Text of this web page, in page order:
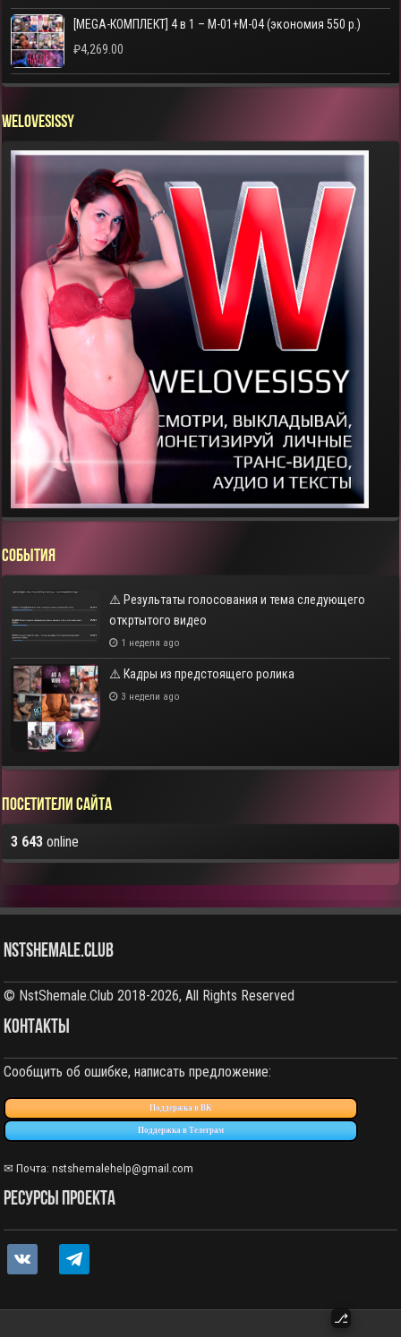
[MEGA-КОМПЛЕКТ] 4 в 1 – M-01+M-04 (экономия 550 р.)
₽4,269.00
WELOVESISSY
СОБЫТИЯ
⚠️ Результаты голосования и тема следующего
откртытого видео
1 неделя ago
⚠️ Кадры из предстоящего ролика
3 недели ago
Посетители сайта
3 643 online
NstShemale.Club
© NstShemale.Club 2018-2026, All Rights Reserved
КОНТАКТЫ
Сообщить об ошибке, написать предложение:
Поддержка в ВК
Поддержка в Телеграм
✉ Почта: nstshemalehelp@gmail.com
РЕСУРСЫ ПРОЕКТА
vkontakte telegram
⎇